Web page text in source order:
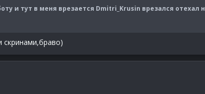
и тут в меня врезается Dmitri_Krusin врезался отехал